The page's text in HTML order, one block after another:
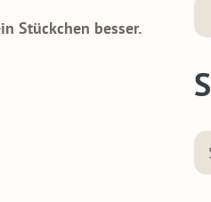
Stückchen besser.